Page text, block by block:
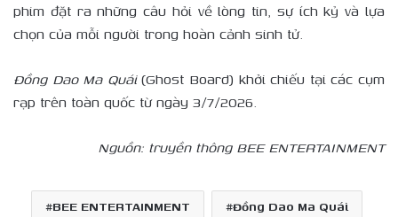
phim đặt ra những câu hỏi về lòng tin, sự ích kỷ và lựa
chọn của mỗi người trong hoàn cảnh sinh tử.
Đồng Dao Ma Quái(Ghost Board) khởi chiếu tại các cụm
rạp trên toàn quốc từ ngày 3/7/2026.
Nguồn: truyền thông BEE ENTERTAINMENT
BEE ENTERTAINMENT Đồng Dao Ma Quái